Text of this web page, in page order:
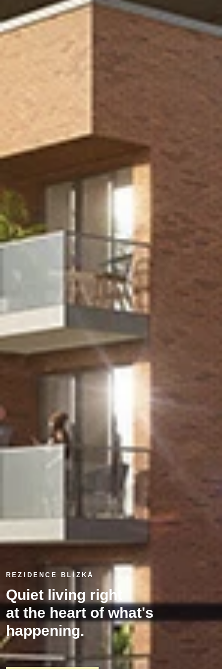
REZIDENCE BLÍZKÁ
Quiet living right
at the heart of what's
happening.